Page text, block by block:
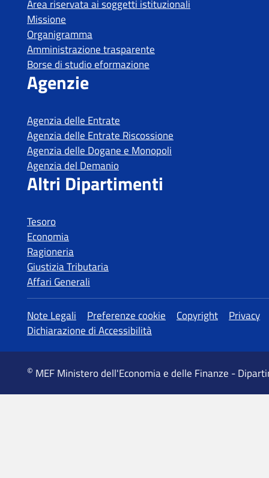
Tesoro
Economia
Ragioneria
Giustizia Tributaria
Affari Generali
MEF Ministero dell'Economia e delle Finanze -